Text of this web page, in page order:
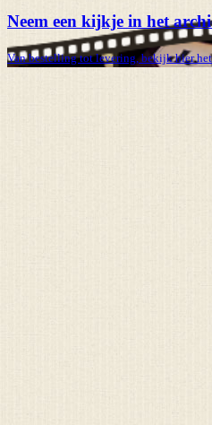
Neem een kijkje in het
Van bestelling tot levering, bekijk hier